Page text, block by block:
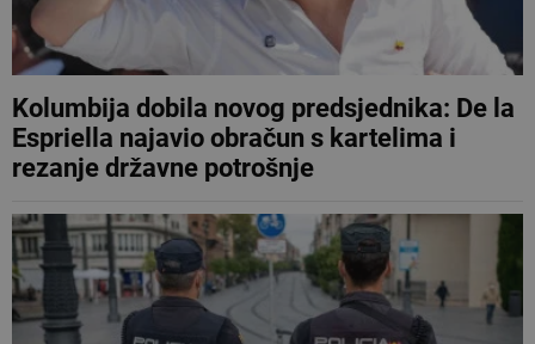
Kolumbija dobila novog predsjednika: De la
Espriella najavio obračun s kartelima i
rezanje državne potrošnje